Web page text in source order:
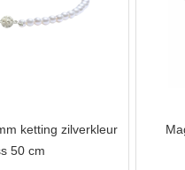
ketting zilverkleur
50 cm